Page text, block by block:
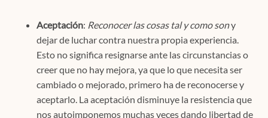
Aceptación: Reconocer las cosas tal y como sony
dejar de luchar contra nuestra propia experiencia.
Esto no significa resignarse ante las circunstancias o
creer que no hay mejora, ya que lo que necesita ser
cambiado o mejorado, primero ha de reconocerse y
aceptarlo. La aceptación disminuye la resistencia que
nos autoimponemos muchas veces dando libertad de